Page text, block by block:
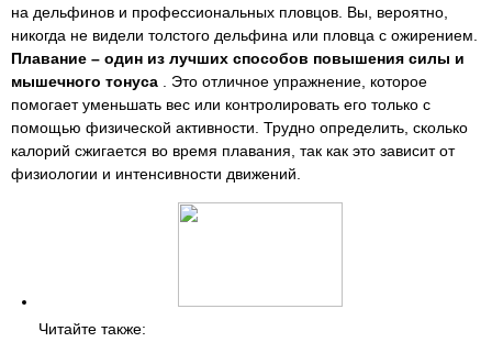
на дельфинов и профессиональных пловцов. Вы, вероятно,
никогда не видели толстого дельфина или пловца с ожирением.
Плавание – один из лучших способов повышения силы и
мышечного тонуса
. Это отличное упражнение, которое
помогает уменьшать вес или контролировать его только с
помощью физической активности. Трудно определить, сколько
калорий сжигается во время плавания, так как это зависит от
физиологии и интенсивности движений.
Читайте также: